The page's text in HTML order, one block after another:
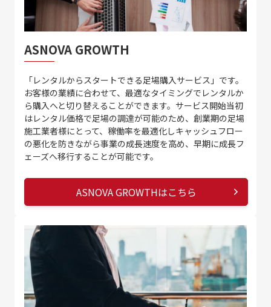
ASNOVA GROWTH
「レンタルからスタートできる足場購入サービス」です。
お客様の業績に合わせて、最適なタイミングでレンタルか
ら購入へと切り替えることができます。サービス開始当初
はレンタル価格で足場の調達が可能のため、創業期の足場
施工業者様にとって、稼働率を最適化しキャッシュフロー
の悪化を防きながら事業の成長速度を高め、早期に成長フ
ェーズへ移行することが可能です。
ASNOVA GROWTHはこちら